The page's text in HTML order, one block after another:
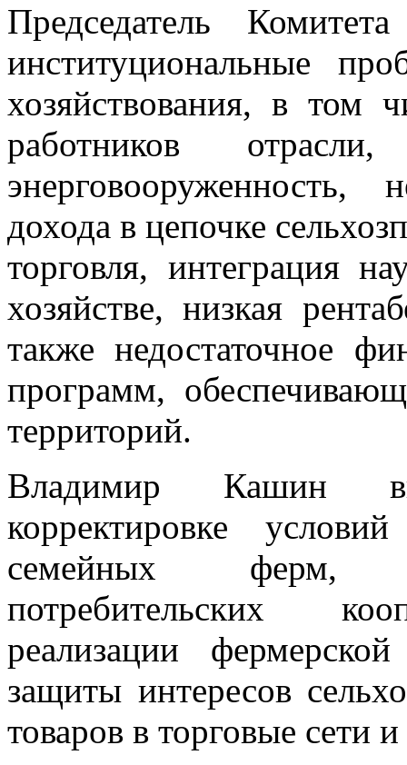
Председатель
институциональные
хозяйствования, в том
работников
энерговооруженность,
дохода в цепочке
торговля, интеграция
хозяйстве, низкая
также недостаточное
программ,
территорий.
Владимир Кашин
корректировке
семейных ферм,
потребительских
реализации
защиты интересов
товаров в торговые сети